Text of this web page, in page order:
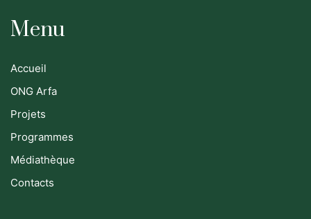
Menu
Accueil
ONG Arfa
Projets
Programmes
Médiathèque
Contacts